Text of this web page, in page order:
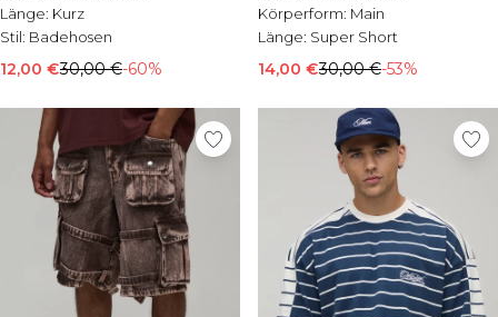
Länge: Kurz
Stil: Badehosen
12,00 €30,00 €-60%
Körperform: Main
Länge: Super Short
14,00 €30,00 €-53%